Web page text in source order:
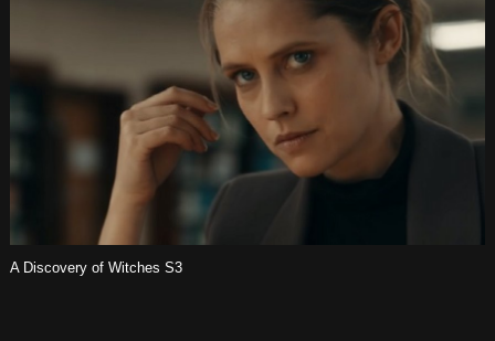
A Discovery of Witches S3